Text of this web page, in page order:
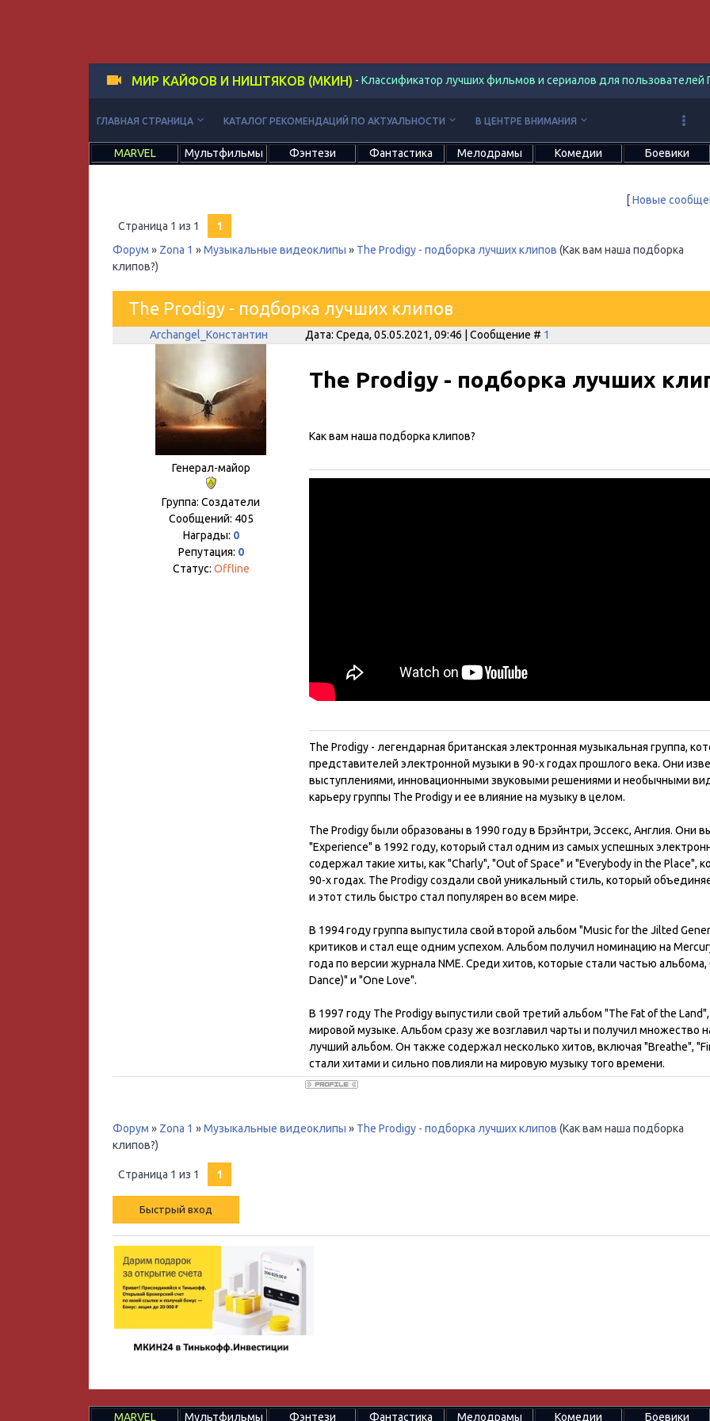
МИР КАЙФОВ И НИШТЯКОВ (МКИН) - Классификатор лучших фильмов и сериалов для пользователей
ГЛАВНАЯ СТРАНИЦА keyboard_arrow_down КАТАЛОГ РЕКОМЕНДАЦИЙ ПО АКТУАЛЬНОСТИ keyboard_arrow_down В ЦЕНТРЕ ВНИМАНИЯ keyboard_arrow_down
MARVEL Мультфильмы Фэнтези Фантастика Мелодрамы Комедии Боевики
[Новые
Страница 1 из 1
1
Форум » Zona 1 »Музыкальные видеоклипы » The Prodigy - подборка лучших клипов (Как вам наша подборка
клипов?)
The Prodigy - подборка лучших клипов
Archangel_Константин Дата: Среда, 05.05.2021, 09:46 | Сообщение # 1
Генерал-майор
Группа: Создатели
Сообщений: 405
Награды: 0
Репутация: 0
Статус: Offline
The Prodigy - подборка лучших
Как вам наша подборка клипов?
The Prodigy - легендарная британская электронная музыкальная группа,
представителей электронной музыки в 90-х годах прошлого века. Они
выступлениями, инновационными звуковыми решениями и необычными
карьеру группы The Prodigy и ее влияние на музыку в целом.
The Prodigy были образованы в 1990 году в Брэйнтри, Эссекс, Англия. Они
"Experience" в 1992 году, который стал одним из самых успешных
содержал такие хиты, как "Charly", "Out of Space" и "Everybody in the Place",
90-х годах. The Prodigy создали свой уникальный стиль, который
и этот стиль быстро стал популярен во всем мире.
В 1994 году группа выпустила свой второй альбом "Music for the Jilted
критиков и стал еще одним успехом. Альбом получил номинацию на
года по версии журнала NME. Среди хитов, которые стали частью
Dance)" и "One Love".
В 1997 году The Prodigy выпустили свой третий альбом "The Fat of the
мировой музыке. Альбом сразу же возглавил чарты и получил множество
лучший альбом. Он также содержал несколько хитов, включая "Breathe",
стали хитами и сильно повлияли на мировую музыку того времени.
Форум » Zona 1 »Музыкальные видеоклипы » The Prodigy - подборка лучших клипов (Как вам наша подборка
клипов?)
Страница 1 из 1 1
MARVEL Мультфильмы Фэнтези Фантастика Мелодрамы Комедии Боевики